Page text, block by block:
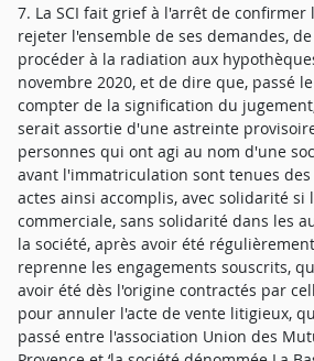
7. La SCI fait grief à l'arrêt de confirmer
rejeter l'ensemble de ses demandes,
procéder à la radiation aux
novembre 2020, et de dire que, passé
compter de la signification du
serait assortie d'une astreinte
personnes qui ont agi au nom d'une
avant l'immatriculation sont tenues
actes ainsi accomplis, avec solidarité si
commerciale, sans solidarité dans les
la société, après avoir été
reprenne les engagements souscrits,
avoir été dès l'origine contractés par
pour annuler l'acte de vente litigieux,
passé entre l'association Union des